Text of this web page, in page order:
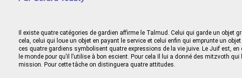
Il existe quatre catégories de gardien affirme le Talmud. Celui qui garde un objet
cela, celui qui loue un objet en payant le service et celui enfin qui emprunte un
ces quatre gardiens symbolisent quatre expressions de la vie juive. Le Juif est,
le monde pour qu’il l’utilise à bon escient. Pour cela Il lui a donné des mitzvoth
mission. Pour cette tâche on distinguera quatre attitudes.